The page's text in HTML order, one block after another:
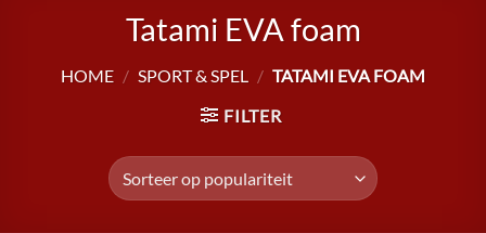
Tatami EVA foam
HOME / SPORT & SPEL / TATAMI EVA FOAM
FILTER